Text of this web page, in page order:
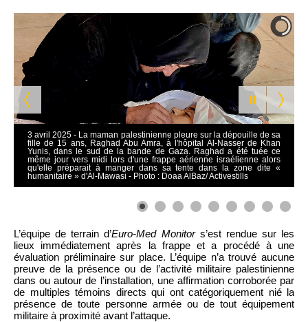
3 avril 2025 - La maman palestinienne pleure sur la dépouille de sa
fille de 15 ans, Raghad Abu Amra, à l'hôpital Al-Nasser de Khan
Yunis, dans le sud de la bande de Gaza. Raghad a été tuée ce
même jour vers midi lors d'une frappe aérienne israélienne alors
qu'elle préparait à manger dans sa tente dans la zone dite «
humanitaire » d'Al-Mawasi - Photo : Doaa AlBaz/ Activestills
L’équipe de terrain d’Euro-Med Monitors’est rendue sur les
lieux immédiatement après la frappe et a procédé à une
évaluation préliminaire sur place. L’équipe n’a trouvé aucune
preuve de la présence ou de l’activité militaire palestinienne
dans ou autour de l’installation, une affirmation corroborée par
de multiples témoins directs qui ont catégoriquement nié la
présence de toute personne armée ou de tout équipement
militaire à proximité avant l’attaque.